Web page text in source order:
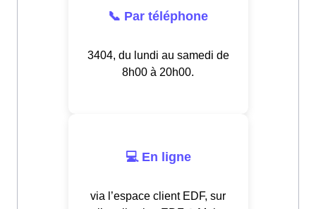
📞 Par téléphone
3404, du lundi au samedi de
8h00 à 20h00.
💻 En ligne
via l’espace client EDF, sur